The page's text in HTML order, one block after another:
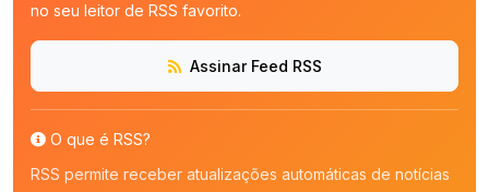
no seu leitor de RSS favorito.
Assinar Feed RSS
O que é RSS?
RSS permite receber atualizações automáticas de notícias